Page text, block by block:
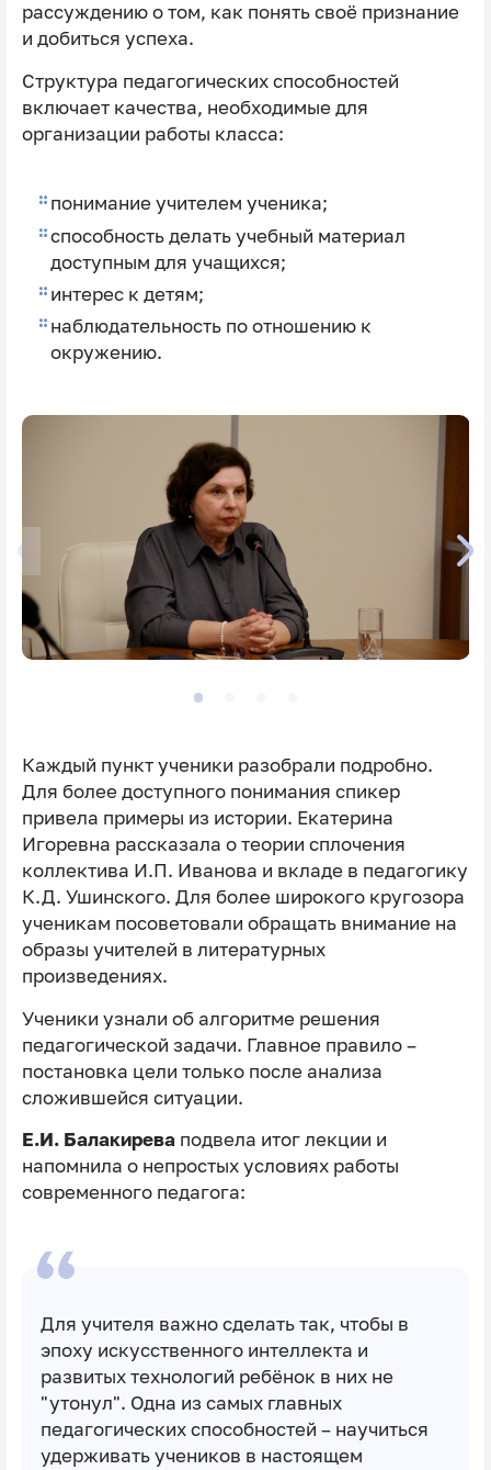
рассуждению о том, как понять своё признание
и добиться успеха.
Структура педагогических способностей
включает качества, необходимые для
организации работы класса:
понимание учителем ученика;
способность делать учебный материал
доступным для учащихся;
интерес к детям;
наблюдательность по отношению к
окружению.
Каждый пункт ученики разобрали подробно.
Для более доступного понимания спикер
привела примеры из истории. Екатерина
Игоревна рассказала о теории сплочения
коллектива И.П. Иванова и вкладе в педагогику
К.Д. Ушинского. Для более широкого кругозора
ученикам посоветовали обращать внимание на
образы учителей в литературных
произведениях.
Ученики узнали об алгоритме решения
педагогической задачи. Главное правило –
постановка цели только после анализа
сложившейся ситуации.
Е.И. Балакиреваподвела итог лекции и
напомнила о непростых условиях работы
современного педагога:
Для учителя важно сделать так, чтобы в
эпоху искусственного интеллекта и
развитых технологий ребёнок в них не
"утонул". Одна из самых главных
педагогических способностей – научиться
удерживать учеников в настоящем